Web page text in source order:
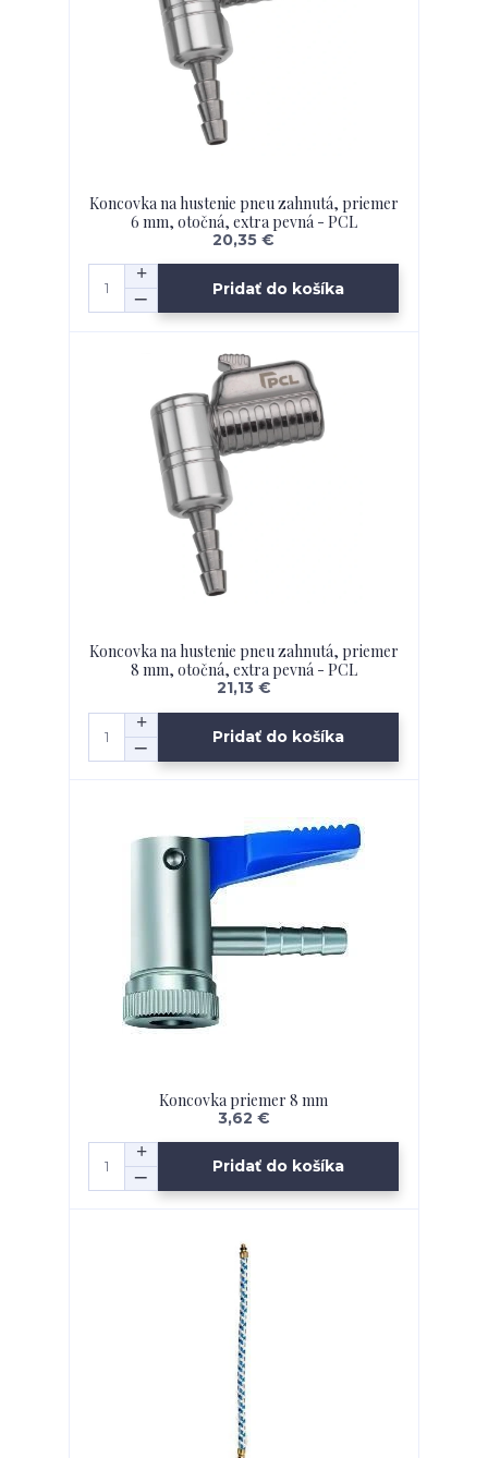
Koncovka na hustenie pneu zahnutá, priemer
6 mm, otočná, extra pevná - PCL
20,35 €
Pridať do košíka
Koncovka na hustenie pneu zahnutá, priemer
8 mm, otočná, extra pevná - PCL
21,13 €
Pridať do košíka
Koncovka priemer 8 mm
3,62 €
Pridať do košíka